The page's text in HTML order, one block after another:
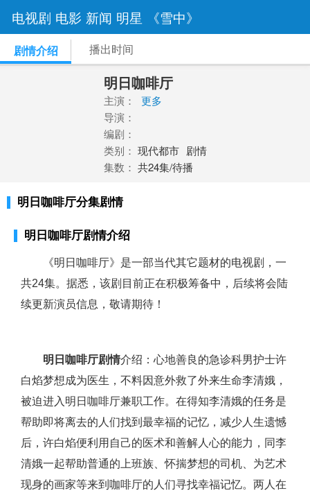
电视剧 电影 新闻 明星 《雪中》
剧情介绍 播出时间
明日咖啡厅
主演：
更多
导演：
编剧：
类别： 现代都市 剧情
集数： 共24集/待播
明日咖啡厅分集剧情
明日咖啡厅剧情介绍
《明日咖啡厅》是一部当代其它题材的电视剧，一
共24集。据悉，该剧目前正在积极筹备中，后续将会陆
续更新演员信息，敬请期待！
明日咖啡厅剧情介绍：心地善良的急诊科男护士许
白焰梦想成为医生，不料因意外救了外来生命李清娥，
被迫进入明日咖啡厅兼职工作。在得知李清娥的任务是
帮助即将离去的人们找到最幸福的记忆，减少人生遗憾
后，许白焰便利用自己的医术和善解人心的能力，同李
清娥一起帮助普通的上班族、怀揣梦想的司机、为艺术
现身的画家等来到咖啡厅的人们寻找幸福记忆。两人在